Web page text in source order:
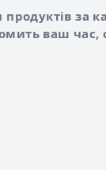
за
ваш час,